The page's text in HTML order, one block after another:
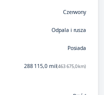
Czerwony
Odpala i rusza
Posiada
288 115,0 mil(463 675,0 km)